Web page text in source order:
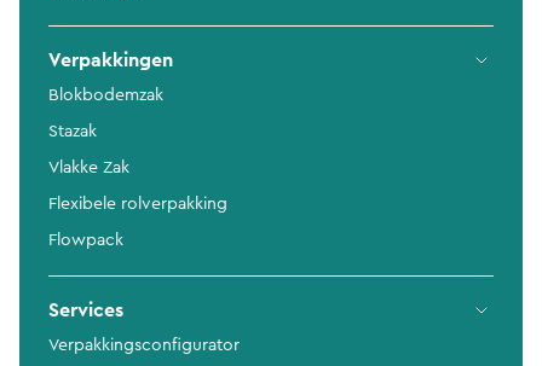
Verpakkingen
Blokbodemzak
Stazak
Vlakke Zak
Flexibele rolverpakking
Flowpack
Services
Verpakkingsconfigurator